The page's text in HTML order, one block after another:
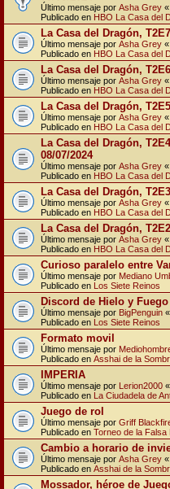
Último mensaje por Asha Grey «
Publicado en HBO La Casa del
La Casa del Dragón,
Último mensaje por Asha Grey «
Publicado en HBO La Casa del
La Casa del Dragón,
Último mensaje por Asha Grey «
Publicado en HBO La Casa del
La Casa del Dragón,
Último mensaje por Asha Grey «
Publicado en HBO La Casa del
La Casa del Dragón,
08/07/2024
Último mensaje por Asha Grey «
Publicado en HBO La Casa del
La Casa del Dragón,
Último mensaje por Asha Grey «
Publicado en HBO La Casa del
La Casa del Dragón,
Último mensaje por Asha Grey «
Publicado en HBO La Casa del
Curioso paralelo entre
Último mensaje por Mediano
Publicado en Los Siete Reinos
Discord de Hielo y Fuego
Último mensaje por BigPenguin «
Publicado en Los Siete Reinos
Formato movil
Último mensaje por
Publicado en Asshai de la
IMPERIA
Último mensaje por Lerion2000 «
Publicado en La Ciudadela de
Juego de rol
Último mensaje por Griff
Publicado en Torneo de la Falsa
Cambio a horario de
Último mensaje por Asha Grey «
Publicado en Asshai de la
Mossador, héroe de